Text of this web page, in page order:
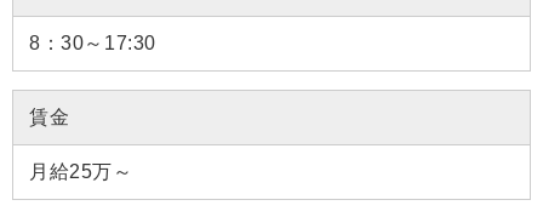
8：30～17:30
賃金
月給25万～